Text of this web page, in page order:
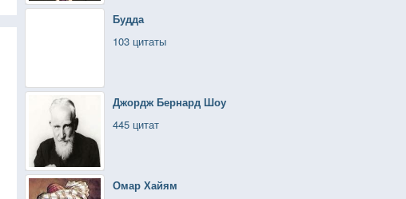
Будда
103 цитаты
Джордж Бернард Шоу
445 цитат
Омар Хайям